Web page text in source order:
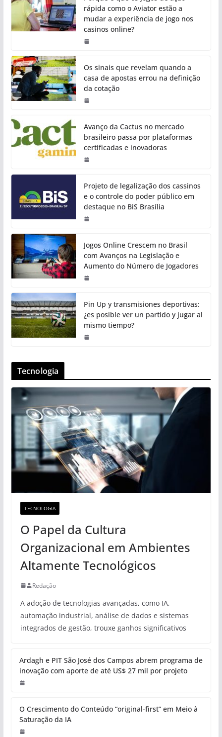
rápida como o Aviator estão a
mudar a experiência de jogo nos
casinos online?
Os sinais que revelam quando a
casa de apostas errou na definição
da cotação
Avanço da Cactus no mercado
brasileiro passa por plataformas
certificadas e inovadoras
Projeto de legalização dos cassinos
e o controle do poder público em
destaque no BiS Brasília
Jogos Online Crescem no Brasil
com Avanços na Legislação e
Aumento do Número de Jogadores
Pin Up y transmisiones deportivas:
¿es posible ver un partido y jugar al
mismo tiempo?
Tecnologia
TECNOLOGIA
O Papel da Cultura
Organizacional em Ambientes
Altamente Tecnológicos
Redação
A adoção de tecnologias avançadas, como IA,
automação industrial, análise de dados e sistemas
integrados de gestão, trouxe ganhos significativos
Ardagh e PIT São José dos Campos abrem programa de
inovação com aporte de até US$ 27 mil por projeto
O Crescimento do Conteúdo “original-first” em Meio à
Saturação da IA